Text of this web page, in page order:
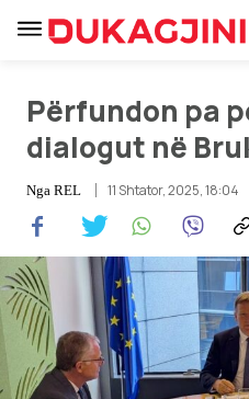
Lajme
Sport
Pikëpamje
Përfundon pa
dialogut në
Nga REL 11 Shtator, 2025, 18:04